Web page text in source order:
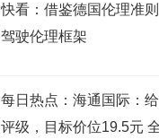
快看：借鉴德国伦理准
驾驶伦理框架
每日热点：海通国际：
评级，目标价位19.5元